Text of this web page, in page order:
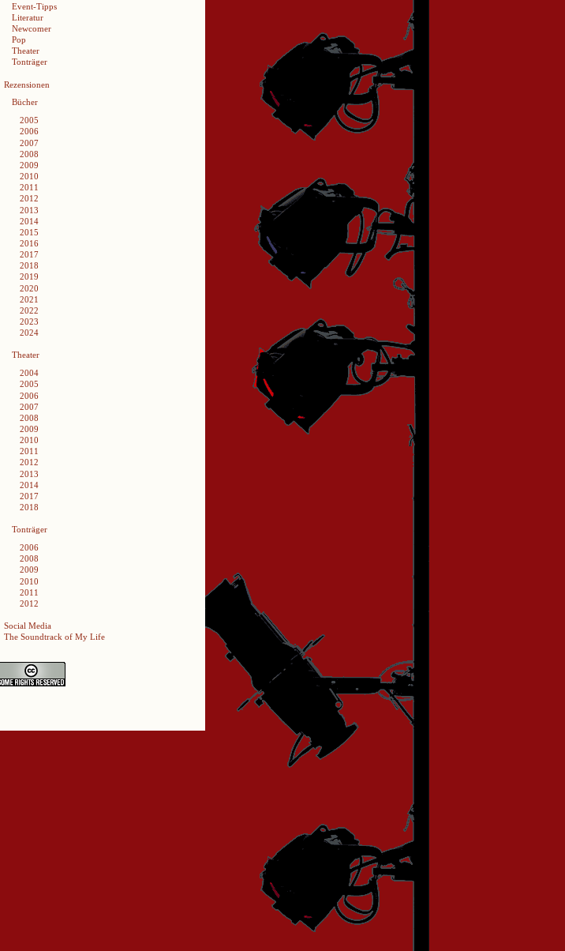
Event-Tipps
Literatur
Newcomer
Pop
Theater
Tonträger
Rezensionen
Bücher
2005
2006
2007
2008
2009
2010
2011
2012
2013
2014
2015
2016
2017
2018
2019
2020
2021
2022
2023
2024
Theater
2004
2005
2006
2007
2008
2009
2010
2011
2012
2013
2014
2017
2018
Tonträger
2006
2008
2009
2010
2011
2012
Social Media
The Soundtrack of My Life